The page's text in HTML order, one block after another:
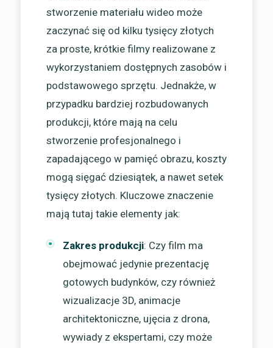
stworzenie materiału wideo może
zaczynać się od kilku tysięcy złotych
za proste, krótkie filmy realizowane z
wykorzystaniem dostępnych zasobów i
podstawowego sprzętu. Jednakże, w
przypadku bardziej rozbudowanych
produkcji, które mają na celu
stworzenie profesjonalnego i
zapadającego w pamięć obrazu, koszty
mogą sięgać dziesiątek, a nawet setek
tysięcy złotych. Kluczowe znaczenie
mają tutaj takie elementy jak:
Zakres produkcji: Czy film ma
obejmować jedynie prezentację
gotowych budynków, czy również
wizualizacje 3D, animacje
architektoniczne, ujęcia z drona,
wywiady z ekspertami, czy może